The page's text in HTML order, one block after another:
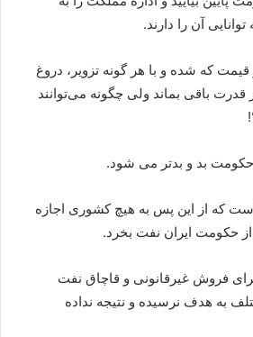
آن را دارند.
که شده و با هر گونه تزویر، دروغ
باقی بماند ولی چگونه می‌توانند
بد و بدتر می شود.
که از این پس به هیچ کشوری اجازه
از حکومت ایران نفت بخرد.
فروش غیرقانونی و قاچاق نفت
به هدف نرسیده و نتیجه نداده